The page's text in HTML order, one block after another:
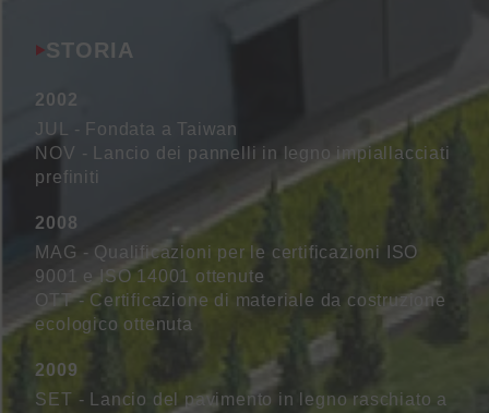
STORIA
2002
JUL - Fondata a Taiwan
NOV - Lancio dei pannelli in legno impiallacciati
prefiniti
2008
MAG - Qualificazioni per le certificazioni ISO
9001 e ISO 14001 ottenute
OTT - Certificazione di materiale da costruzione
ecologico ottenuta
2009
SET - Lancio del pavimento in legno raschiato a